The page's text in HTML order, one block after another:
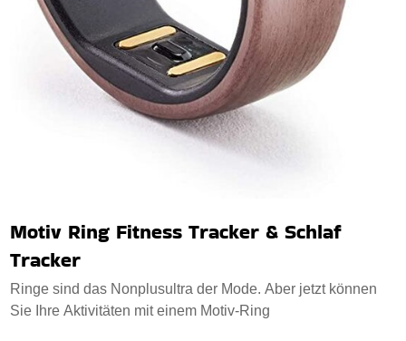
Motiv Ring Fitness Tracker & Schlaf
Tracker
Ringe sind das Nonplusultra der Mode. Aber jetzt können
Sie Ihre Aktivitäten mit einem Motiv-Ring